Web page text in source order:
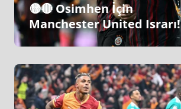
🟡🔴 Osimhen İçin
Manchester United Israrı!